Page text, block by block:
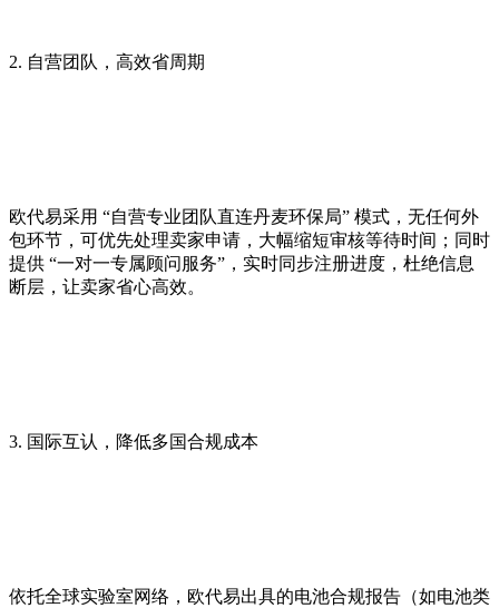
2. 自营团队，高效省周期
欧代易采用 “自营专业团队直连丹麦环保局” 模式，无任何外
包环节，可优先处理卖家申请，大幅缩短审核等待时间；同时
提供 “一对一专属顾问服务”，实时同步注册进度，杜绝信息
断层，让卖家省心高效。
3. 国际互认，降低多国合规成本
依托全球实验室网络，欧代易出具的电池合规报告（如电池类